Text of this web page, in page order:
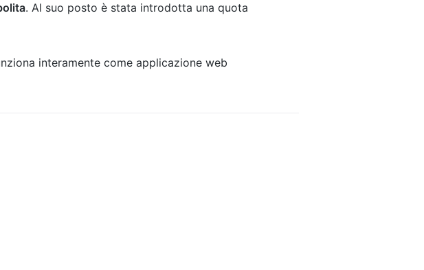
. Al suo posto è stata introdotta una quota
interamente come applicazione web